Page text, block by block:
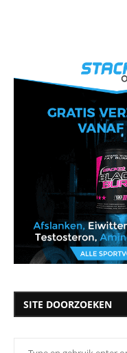
SITE DOORZOEKEN